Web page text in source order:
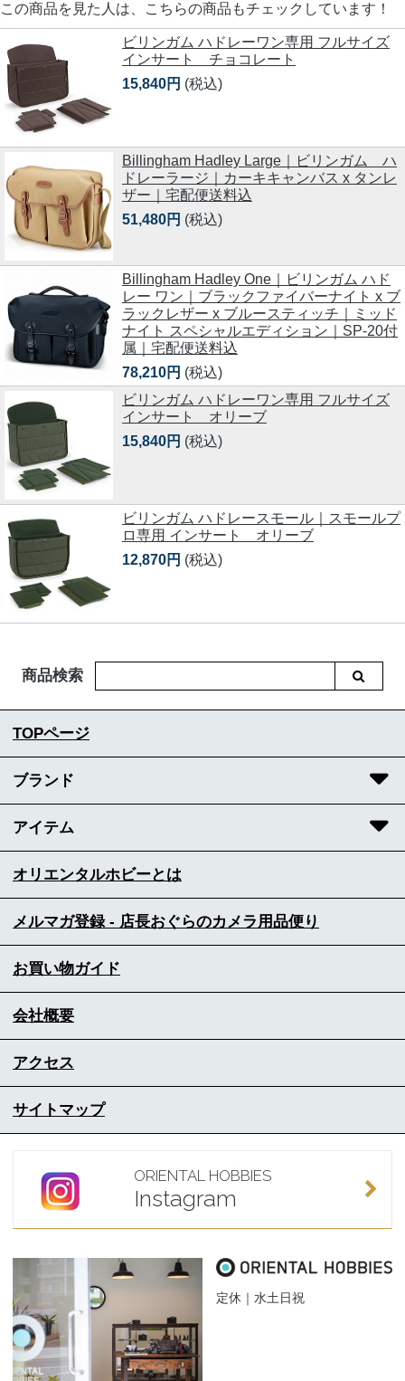
この商品を見た人は、こちらの商品もチェックしています！
ビリンガム ハドレーワン専用 フルサイズ
インサート チョコレート
15,840円 (税込)
Billingham Hadley Large｜ビリンガム ハ
ドレーラージ｜カーキキャンバス x タンレ
ザー｜宅配便送料込
51,480円 (税込)
Billingham Hadley One｜ビリンガム ハド
レー ワン｜ブラックファイバーナイト x ブ
ラックレザー x ブルースティッチ｜ミッド
ナイト スペシャルエディション｜SP-20付
属｜宅配便送料込
78,210円 (税込)
ビリンガム ハドレーワン専用 フルサイズ
インサート オリーブ
15,840円 (税込)
ビリンガム ハドレースモール｜スモールプ
ロ専用 インサート オリーブ
12,870円 (税込)
商品検索
TOPページ
ブランド
アイテム
オリエンタルホビーとは
メルマガ登録 - 店長おぐらのカメラ用品便り
お買い物ガイド
会社概要
アクセス
サイトマップ
ORIENTAL HOBBIES
Instagram
定休｜水土日祝